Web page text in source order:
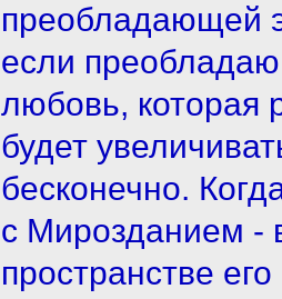
преобладающей
если
любовь, которая
будет
бесконечно.
с Мирозданием -
пространстве